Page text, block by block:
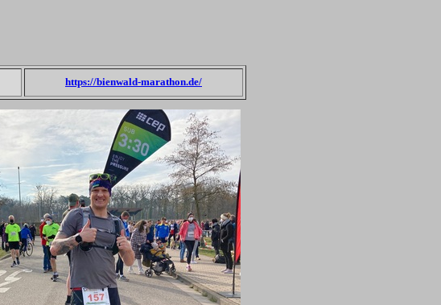
https://bienwald-marathon.de/